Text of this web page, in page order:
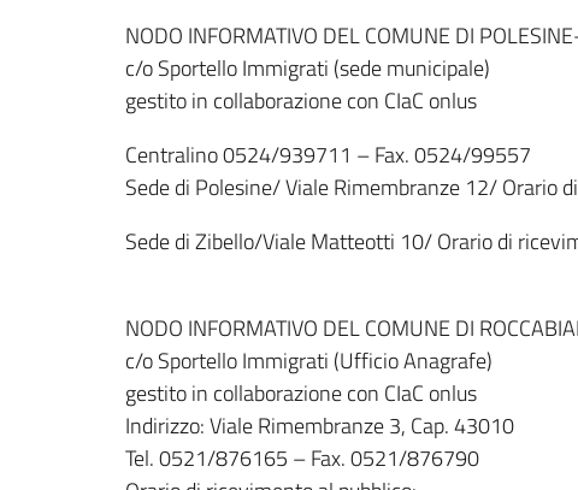
NODO INFORMATIVO DEL COMUNE DI
c/o Sportello Immigrati (sede municipale)
gestito in collaborazione con CIaC onlus
Centralino 0524/939711 – Fax. 0524/99557
Sede di Polesine/ Viale Rimembranze 12/ Orario
Sede di Zibello/Viale Matteotti 10/ Orario di
NODO INFORMATIVO DEL COMUNE DI
c/o Sportello Immigrati (Ufficio Anagrafe)
gestito in collaborazione con CIaC onlus
Indirizzo: Viale Rimembranze 3, Cap. 43010
Tel. 0521/876165 – Fax. 0521/876790